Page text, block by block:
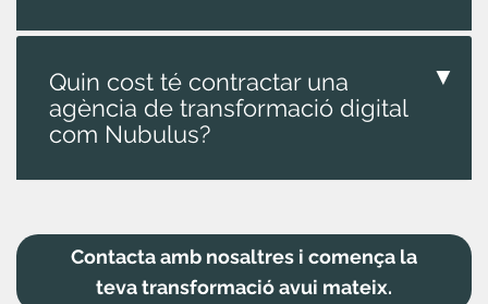
Quin cost té contractar una
agència de transformació digital
com Nubulus?
▼
Contacta amb nosaltres i comença la
teva transformació avui mateix.